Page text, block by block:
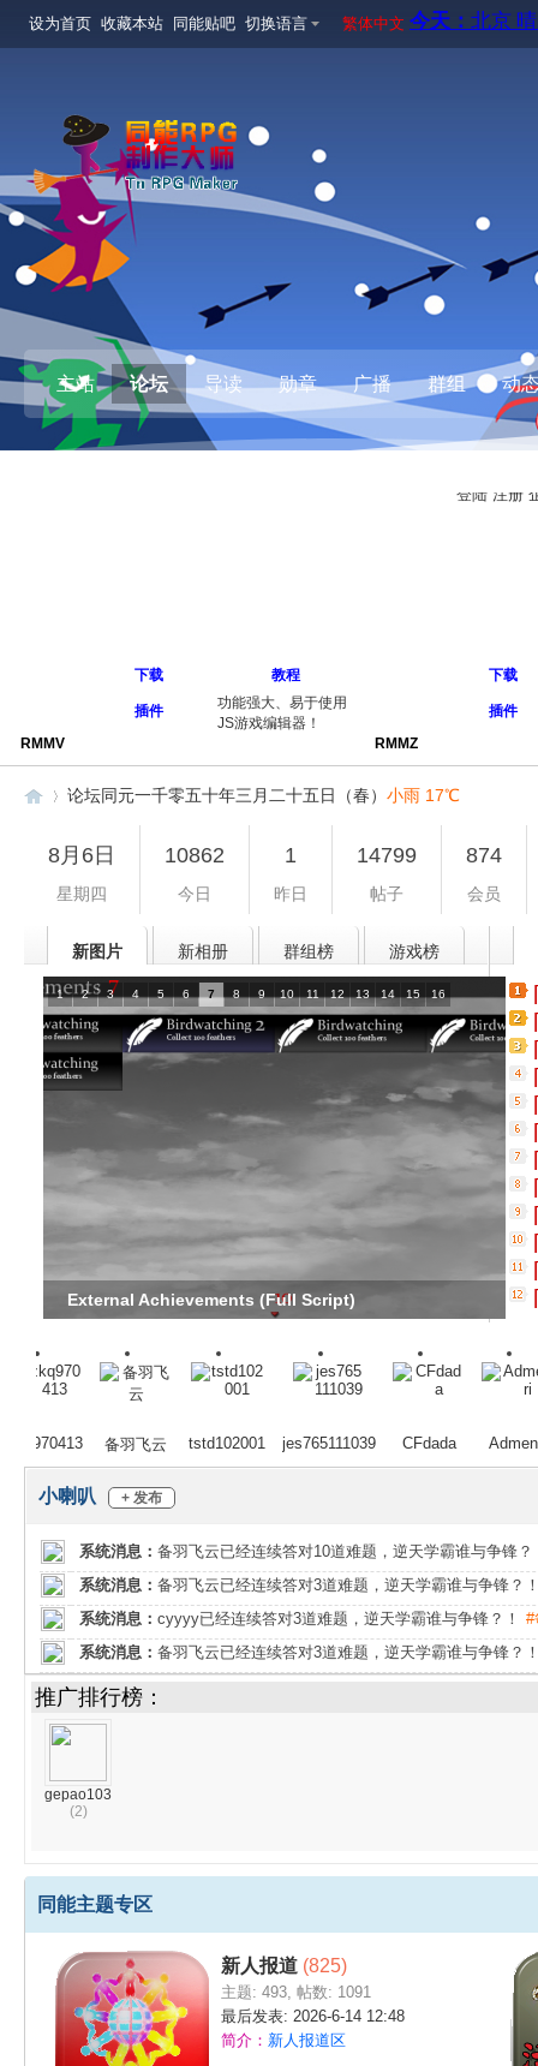
设为首页 收藏本站 同能贴吧 切换语言 繁体中文
主站 论坛 导读 勋章 广播 群组 动
登陆 注册
RMMV
下载 教程
插件
功能强大、易于使用
JS游戏编辑器！
RMMZ
下载
插件
论坛同元一千零五十年三月二十五日（春） 小雨 17℃
8月6日
星期四
10862
今日
1
昨日
14799
帖子
874
会员
新图片 新相册 群组榜 游戏榜
External Achievements (Full Script)
1 2 3 4 5 6 7 8 9 10 11 12 13 14 15 16
备羽飞云 tstd102001 jes765111039 CFdada Admenri
小喇叭 + 发布
系统消息： 备羽飞云已经连续答对10道难题，逆天学霸谁与争锋？
系统消息： 备羽飞云已经连续答对3道难题，逆天学霸谁与争锋？
系统消息： cyyyy已经连续答对3道难题，逆天学霸谁与争锋？！
#
系统消息： 备羽飞云已经连续答对3道难题，逆天学霸谁与争锋？
系统消息：
系统消息：
qdvbp
系统消息：
系统消息：Kkrpg06已经连续答对3道难题，逆天学霸谁与争锋？！
系统消息：a819989574已经连续答对3道难题，逆天学霸谁与争锋
系统消息：2637504552已经连续答对3道难题，逆天学霸谁与争锋
系统消息：备羽飞云已经连续答对10道难题，逆天学霸谁与争锋？
推广排行榜：
gepao103
(2)
同能主题专区
新人报道 (825)
主题: 493, 帖数: 1091
最后发表: 2026-6-14 12:48
简介： 新人报道区